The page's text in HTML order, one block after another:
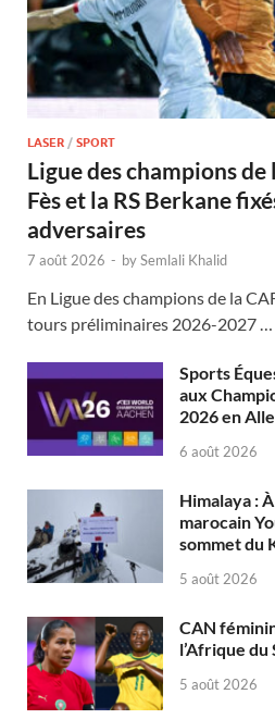
LASER / SPORT
Ligue des champions de
Fès et la RS Berkane
adversaires
7 août 2026 - bySemlali Khalid
En Ligue des champions de la
tours préliminaires 2026-2027 …
Sports
aux
2026 en
6 août 2026
Himalaya :
marocain
sommet du
5 août 2026
CAN
l’Afrique du
5 août 2026